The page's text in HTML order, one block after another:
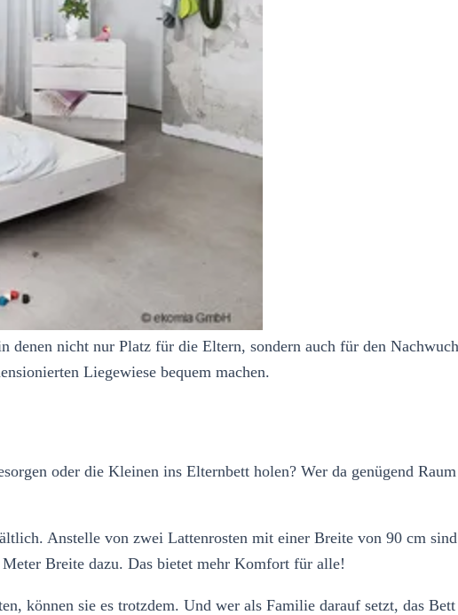
denen nicht nur Platz für die Eltern, sondern auch für den
Liegewiese bequem machen.
oder die Kleinen ins Elternbett holen? Wer da genügend
Anstelle von zwei Lattenrosten mit einer Breite von 90 cm
Breite dazu. Das bietet mehr Komfort für alle!
können sie es trotzdem. Und wer als Familie darauf setzt, das